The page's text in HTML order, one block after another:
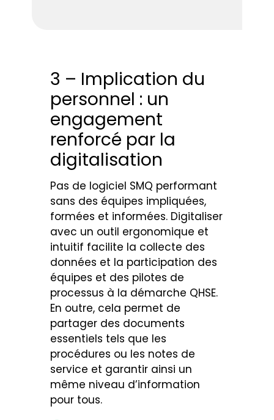
3 – Implication du
personnel : un
engagement
renforcé par la
digitalisation
Pas de logiciel SMQ performant
sans des équipes impliquées,
formées et informées. Digitaliser
avec un outil ergonomique et
intuitif facilite la collecte des
données et la participation des
équipes et des pilotes de
processus à la démarche QHSE.
En outre, cela permet de
partager des documents
essentiels tels que les
procédures ou les notes de
service et garantir ainsi un
même niveau d’information
pour tous.